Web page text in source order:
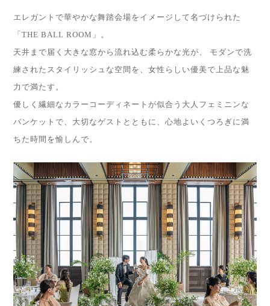
エレガントで華やかな舞踏会場をイメージして名づけられた
「THE BALL ROOM」。
天井まで届く大きな窓から流れ込む柔らかな光が、 モダンで洗
練されたスタイリッシュな空間を、女性らしい優美で上品な魅
力で満たす。
優しく繊細なカラーコーディネートが似合う大人フェミニンな
バンケットで、大切なゲストとともに、心地よいくつろぎに満
ちた時間を愉しんで。